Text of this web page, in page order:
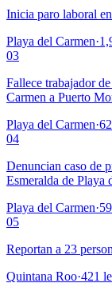
Inicia paro laboral
Playa del Carmen·
03
Fallece trabajador
Carmen a Puerto
Playa del Carmen·
04
Denuncian caso de
Esmeralda de Playa
Playa del Carmen·
05
Reportan a 23
Quintana Roo·421